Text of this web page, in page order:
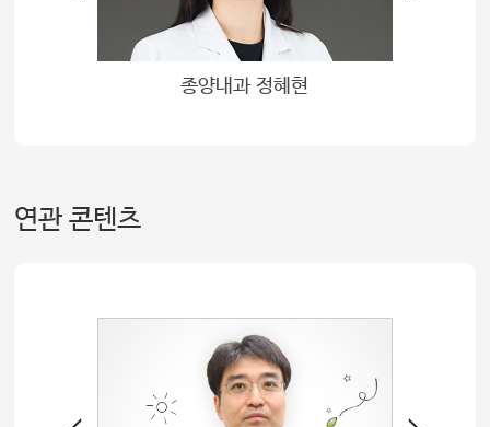
종양내과 정혜현
연관 콘텐츠